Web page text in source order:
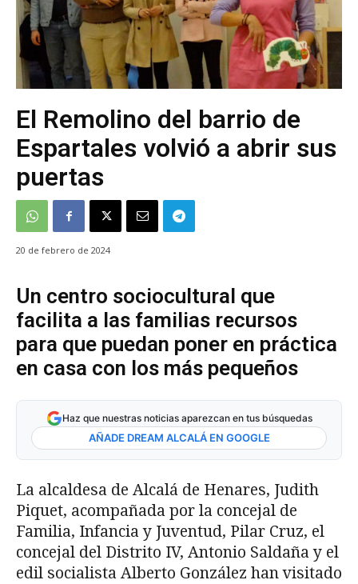
El Remolino del barrio de
Espartales volvió a abrir sus
puertas
20 de febrero de 2024
Un centro sociocultural que
facilita a las familias recursos
para que puedan poner en práctica
en casa con los más pequeños
Haz que nuestras noticias aparezcan en tus búsquedas
AÑADE DREAM ALCALÁ EN GOOGLE
La alcaldesa de Alcalá de Henares, Judith
Piquet, acompañada por la concejal de
Familia, Infancia y Juventud, Pilar Cruz, el
concejal del Distrito IV, Antonio Saldaña y el
edil socialista Alberto González han visitado